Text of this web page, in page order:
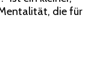
die für